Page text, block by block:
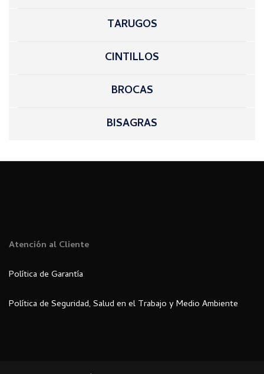
TARUGOS
CINTILLOS
BROCAS
BISAGRAS
Atención al Cliente
Política de Garantía
Política de Seguridad, Salud en el Trabajo y Medio Ambiente